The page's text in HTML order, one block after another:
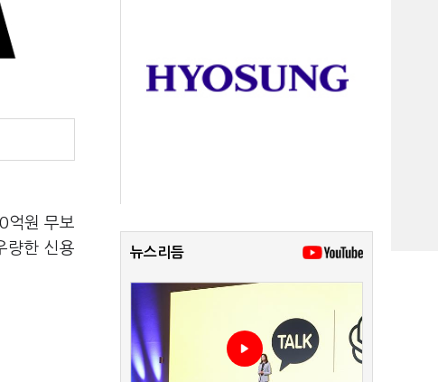
억원 무보
량한 신용
뉴스리듬